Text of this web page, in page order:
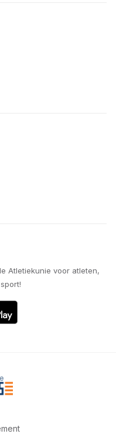
Atletiekunie voor atleten,